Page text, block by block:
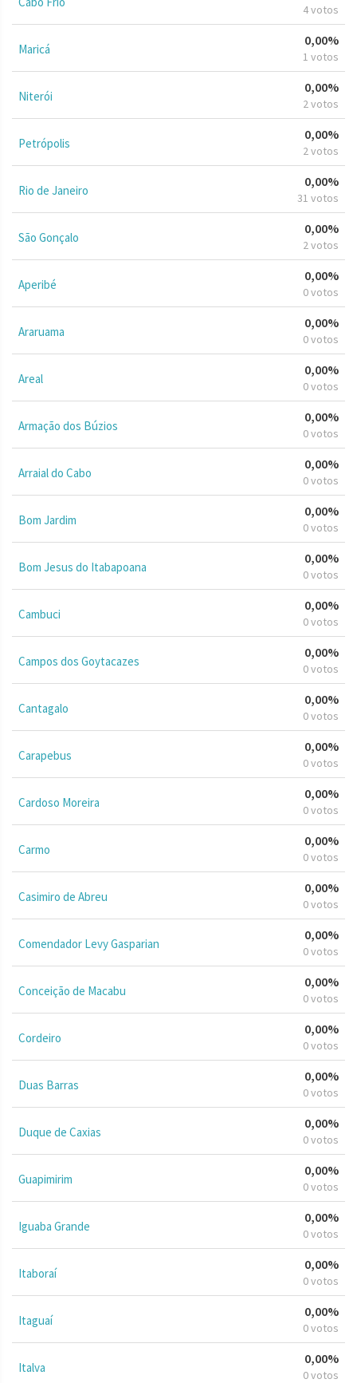
4 votos
Maricá
0,00%
1 votos
Niterói
0,00%
2 votos
Petrópolis
0,00%
2 votos
Rio de Janeiro
0,00%
31 votos
São Gonçalo
0,00%
2 votos
Aperibé
0,00%
0 votos
Araruama
0,00%
0 votos
Areal
0,00%
0 votos
Armação dos Búzios
0,00%
0 votos
Arraial do Cabo
0,00%
0 votos
Bom Jardim
0,00%
0 votos
Bom Jesus do Itabapoana
0,00%
0 votos
Cambuci
0,00%
0 votos
Campos dos Goytacazes
0,00%
0 votos
Cantagalo
0,00%
0 votos
Carapebus
0,00%
0 votos
Cardoso Moreira
0,00%
0 votos
Carmo
0,00%
0 votos
Casimiro de Abreu
0,00%
0 votos
Comendador Levy Gasparian
0,00%
0 votos
Conceição de Macabu
0,00%
0 votos
Cordeiro
0,00%
0 votos
Duas Barras
0,00%
0 votos
Duque de Caxias
0,00%
0 votos
Guapimirim
0,00%
0 votos
Iguaba Grande
0,00%
0 votos
Itaboraí
0,00%
0 votos
Itaguaí
0,00%
0 votos
Italva
0,00%
0 votos